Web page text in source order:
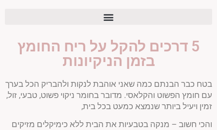
5 דרכים להקל על ריח החומץ
בזמן הניקיונות
בטח כבר הבנתם כמה שאני אוהבת לנקות ולהבריק הכל בערך
עם חומץ הפשוט והקלאסי. מדובר בחומר ניקוי פשוט, טבעי, זול,
זמין ויעיל ביותר שנמצא כמעט בכל בית,
והכי חשוב – מנקה בטבעיות את הבית ללא כימיקלים מזיקים